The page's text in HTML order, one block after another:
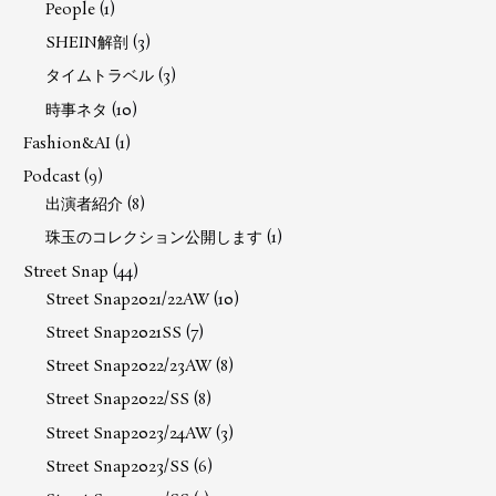
People (1)
SHEIN解剖 (3)
タイムトラベル (3)
時事ネタ (10)
Fashion&AI (1)
Podcast(9)
出演者紹介 (8)
珠玉のコレクション公開します (1)
Street Snap (44)
Street Snap2021/22AW (10)
Street Snap2021SS (7)
Street Snap2022/23AW (8)
Street Snap2022/SS (8)
Street Snap2023/24AW (3)
Street Snap2023/SS (6)